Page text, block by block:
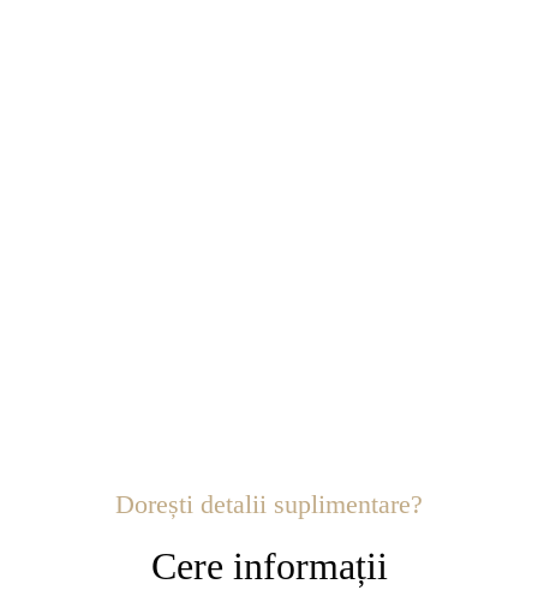
Dorești detalii suplimentare?
Cere informații